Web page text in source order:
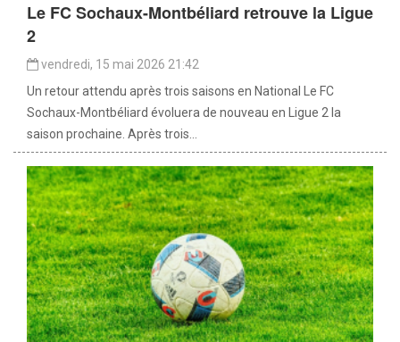
Le FC Sochaux-Montbéliard retrouve la Ligue
2
vendredi, 15 mai 2026 21:42
Un retour attendu après trois saisons en National Le FC
Sochaux-Montbéliard évoluera de nouveau en Ligue 2 la
saison prochaine. Après trois...